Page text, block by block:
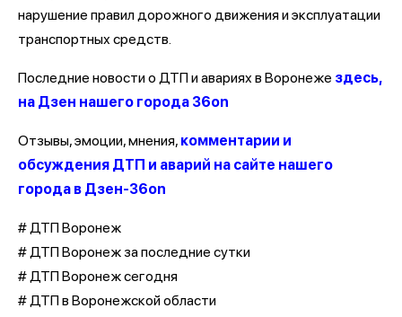
нарушение правил дорожного движения и эксплуатации
транспортных средств.
Последние новости о ДТП и авариях в Воронеже здесь,
на Дзен нашего города 36on
Отзывы, эмоции, мнения, комментарии и
обсуждения ДТП и аварий на сайте нашего
города в Дзен-36on
# ДТП Воронеж
# ДТП Воронеж за последние сутки
# ДТП Воронеж сегодня
# ДТП в Воронежской области